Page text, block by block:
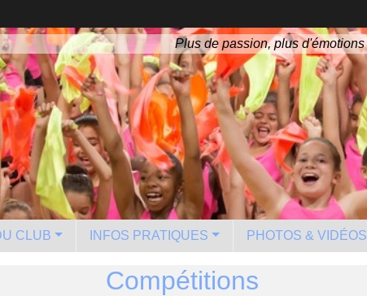
Plus de passion, plus d'émotions
CLUB INFOS PRATIQUES PHOTOS & VIDÉOS
Compétitions